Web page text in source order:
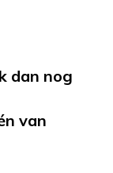
dan nog
van